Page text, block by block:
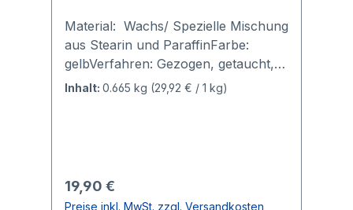
Material: Wachs/ Spezielle Mischung
aus Stearin und ParaffinFarbe:
gelbVerfahren: Gezogen, getaucht,
durchgefärbtGröße: Durchmesser
durchgefärbt Alle Spitzkerzen/
Leuchterkerzen sind gezogen,
Inhalt: 0.665 kg (29,92 € / 1 kg)
Regulärer Preis:
19,90 €
Preise inkl. MwSt. zzgl. Versandkosten